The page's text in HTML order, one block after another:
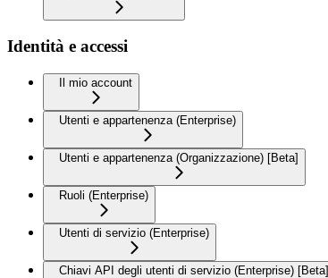
Identità e accessi
Il mio account
Utenti e appartenenza (Enterprise)
Utenti e appartenenza (Organizzazione) [Beta]
Ruoli (Enterprise)
Utenti di servizio (Enterprise)
Chiavi API degli utenti di servizio (Enterprise) [Beta]